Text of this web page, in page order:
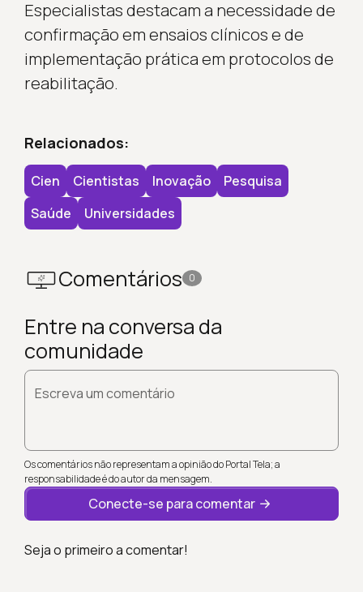
Especialistas destacam a necessidade de
confirmação em ensaios clínicos e de
implementação prática em protocolos de
reabilitação.
Relacionados:
Cien Cientistas Inovação
Pesquisa
Saúde
Universidades
Comentários 0
Entre na conversa da
comunidade
Escreva um comentário
Os comentários não representam a opinião do Portal Tela; a
responsabilidade é do autor da mensagem.
Conecte-se para comentar
Seja o primeiro a comentar!